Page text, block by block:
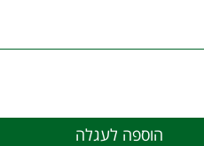
הוספה לעגלה